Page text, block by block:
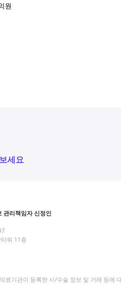
원
세요
관리책임자 신정인
워 11층
료기관이 등록한 시/수술 정보 및 거래 등에